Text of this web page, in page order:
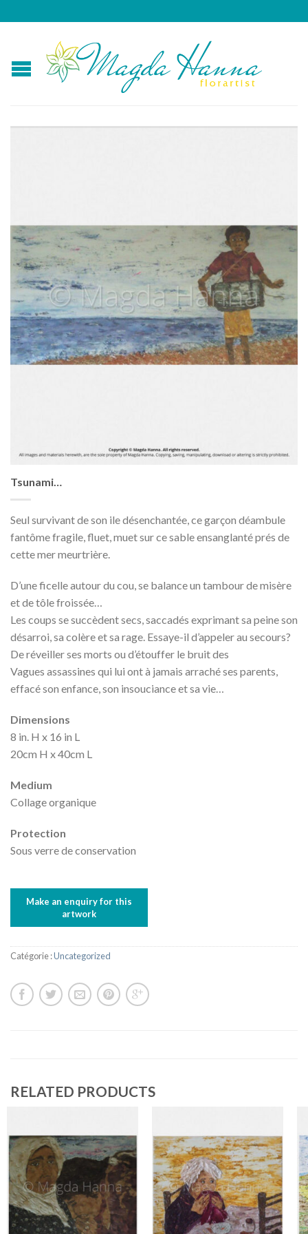
Tsunami…
Seul survivant de son ile désenchantée, ce garçon déambule
fantôme fragile, fluet, muet sur ce sable ensanglanté prés de
cette mer meurtrière.
D’une ficelle autour du cou, se balance un tambour de misère
et de tôle froissée…
Les coups se succèdent secs, saccadés exprimant sa peine son
désarroi, sa colère et sa rage. Essaye-il d’appeler au secours?
De réveiller ses morts ou d’étouffer le bruit des
Vagues assassines qui lui ont à jamais arraché ses parents,
effacé son enfance, son insouciance et sa vie…
Dimensions
8 in. H x 16 in L
20cm H x 40cm L
Medium
Collage organique
Protection
Sous verre de conservation
Catégorie :Uncategorized
RELATED PRODUCTS